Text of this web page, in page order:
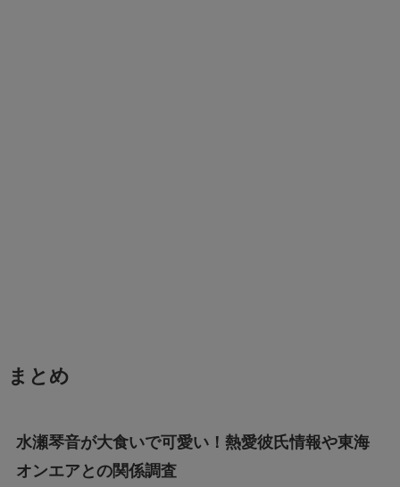
まとめ
水瀬琴音が大食いで可愛い！熱愛彼氏情報や東海
オンエアとの関係調査